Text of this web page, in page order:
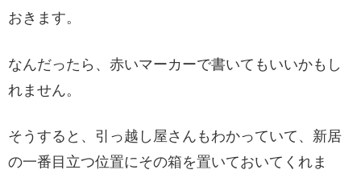
おきます。
なんだったら、赤いマーカーで書いてもいいかもし
れません。
そうすると、引っ越し屋さんもわかっていて、新居
の一番目立つ位置にその箱を置いておいてくれま